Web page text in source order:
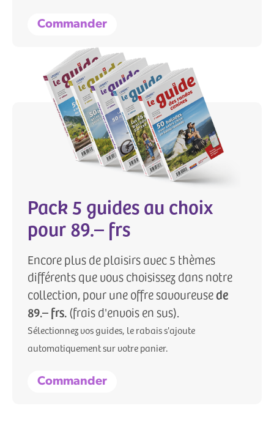
Commander
Pack 5 guides au choix
pour 89.– frs
Encore plus de plaisirs avec 5 thèmes
différents que vous choisissez dans notre
collection, pour une offre savoureusede
89.– frs.(frais d'envois en sus).
Sélectionnez vos guides, le rabais s'ajoute
automatiquement sur votre panier.
Commander